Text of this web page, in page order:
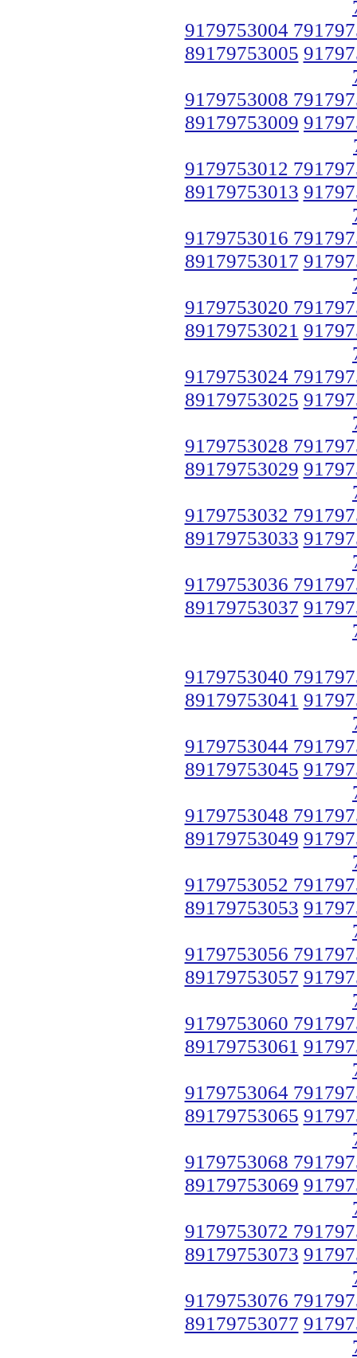
9179753004
89179753005
9179753008
89179753009
9179753012
89179753013
9179753016
89179753017
9179753020
89179753021
9179753024
89179753025
9179753028
89179753029
9179753032
89179753033
9179753036
89179753037
9179753040
89179753041
9179753044
89179753045
9179753048
89179753049
9179753052
89179753053
9179753056
89179753057
9179753060
89179753061
9179753064
89179753065
9179753068
89179753069
9179753072
89179753073
9179753076
89179753077